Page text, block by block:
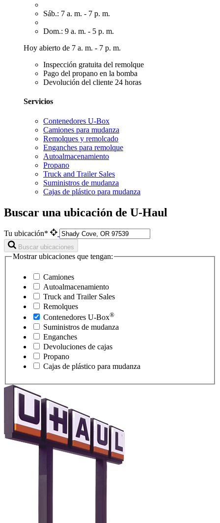
Sáb.: 7 a. m. - 7 p. m.
Dom.: 9 a. m. - 5 p. m.
Hoy abierto de 7 a. m. - 7 p. m.
Inspección gratuita del remolque
Pago del propano en la bomba
Devolución del cliente 24 horas
Servicios
Contenedores U-Box
Camiones para mudanza
Remolques y remolcado
Enganches para remolque
Autoalmacenamiento
Propano
Truck and Trailer Sales
Suministros de mudanza
Cajas de plástico para mudanza
Buscar una ubicación de U-Haul
Tu ubicación*
Buscar ubicaciones
Mostrar ubicaciones que tengan:
Camiones
Autoalmacenamiento
Truck and Trailer Sales
Remolques
Contenedores U-Box®
Suministros de mudanza
Enganches
Devoluciones de cajas
Propano
Cajas de plástico para mudanza